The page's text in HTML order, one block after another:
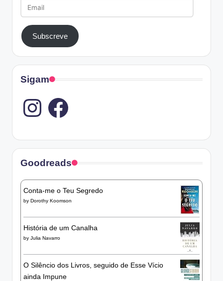
Subscreve
Sigam
Instagram
Goodreads
Conta-me o Teu Segredo
by Dorothy Koomson
História de um Canalha
by Julia Navarro
O Silêncio dos Livros, seguido de Esse Vício
ainda Impune